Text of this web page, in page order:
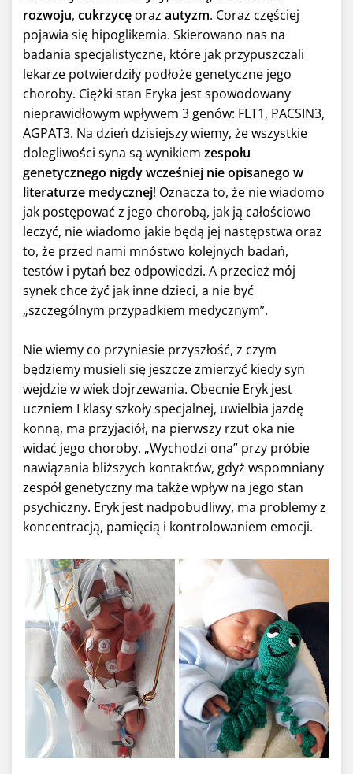
rozwoju, cukrzycę oraz autyzm. Coraz częściej
pojawia się hipoglikemia. Skierowano nas na
badania specjalistyczne, które jak przypuszczali
lekarze potwierdziły podłoże genetyczne jego
choroby. Ciężki stan Eryka jest spowodowany
nieprawidłowym wpływem 3 genów: FLT1, PACSIN3,
AGPAT3. Na dzień dzisiejszy wiemy, że wszystkie
dolegliwości syna są wynikiem zespołu
genetycznego nigdy wcześniej nie opisanego w
literaturze medycznej! Oznacza to, że nie wiadomo
jak postępować z jego chorobą, jak ją całościowo
leczyć, nie wiadomo jakie będą jej następstwa oraz
to, że przed nami mnóstwo kolejnych badań,
testów i pytań bez odpowiedzi. A przecież mój
synek chce żyć jak inne dzieci, a nie być
„szczególnym przypadkiem medycznym”.
Nie wiemy co przyniesie przyszłość, z czym
będziemy musieli się jeszcze zmierzyć kiedy syn
wejdzie w wiek dojrzewania. Obecnie Eryk jest
uczniem I klasy szkoły specjalnej, uwielbia jazdę
konną, ma przyjaciół, na pierwszy rzut oka nie
widać jego choroby. „Wychodzi ona” przy próbie
nawiązania bliższych kontaktów, gdyż wspomniany
zespół genetyczny ma także wpływ na jego stan
psychiczny. Eryk jest nadpobudliwy, ma problemy z
koncentracją, pamięcią i kontrolowaniem emocji.